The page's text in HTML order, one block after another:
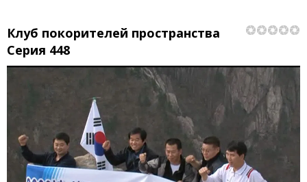
Клуб покорителей пространства
Серия 448